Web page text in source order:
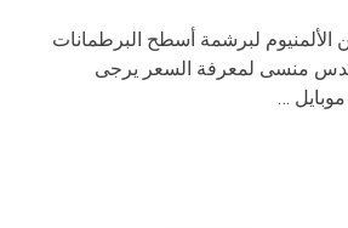
لبرشمة أسطح البرطمانات
منسى لمعرفة السعر يرجى
…